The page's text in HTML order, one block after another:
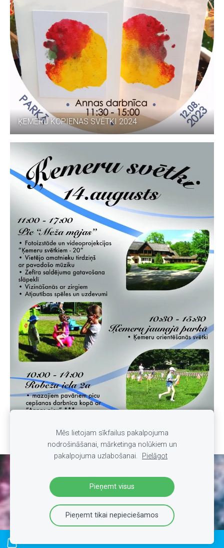
ĶEMERU KOPIENAS SVĒTKI 2024
Mēs lietojam sīkfailus pakalpojuma
nodrošināšanai, mārketinga nolūkiem un
pakalpojuma uzlabošanai.
Pielāgot
Pieņemt visus
Pieņemt tikai nepieciešamos